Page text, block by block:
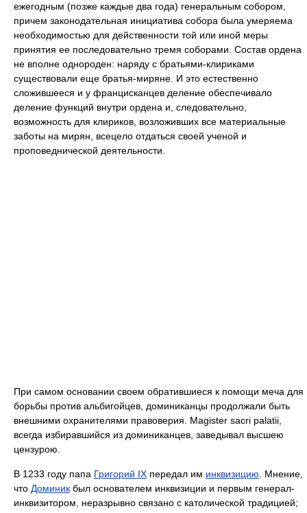
ежегодным (позже каждые два года) генеральным собором,
причем законодательная инициатива собора была умеряема
необходимостью для действенности той или иной меры
принятия ее последовательно тремя соборами. Состав ордена
не вполне однороден: наряду с братьями-клириками
существовали еще братья-миряне. И это естественно
сложившееся и у францисканцев деление обеспечивало
деление функций внутри ордена и, следовательно,
возможность для клириков, возложивших все материальные
заботы на мирян, всецело отдаться своей ученой и
проповеднической деятельности.
При самом основании своем обратившиеся к помощи меча для
борьбы против альбигойцев, доминиканцы продолжали быть
внешними охранителями правоверия. Magister sacri palatii,
всегда избиравшийся из доминиканцев, заведывал высшею
цензурою.
В 1233 году папа Григорий IX передал им инквизицию . Мнение,
что Доминик был основателем инквизиции и первым генерал-
инквизитором, неразрывно связано с католической традицией;